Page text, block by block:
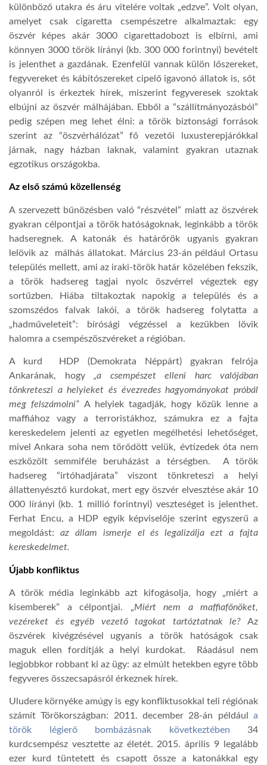
különböző utakra és áru vitelére voltak „edzve”. Volt olyan,
amelyet csak cigaretta csempészetre alkalmaztak: egy
öszvér képes akár 3000 cigarettadobozt is elbírni, ami
könnyen 3000 török lírányi (kb. 300 000 forintnyi) bevételt
is jelenthet a gazdának. Ezenfelül vannak külön lőszereket,
fegyvereket és kábítószereket cipelő igavonó állatok is, sőt
olyanról is érkeztek hírek, miszerint fegyveresek szoktak
elbújni az öszvér málhájában. Ebből a “szállítmányozásból”
pedig szépen meg lehet élni: a török biztonsági források
szerint az “öszvérhálózat” fő vezetői luxusterepjárókkal
járnak, nagy házban laknak, valamint gyakran utaznak
egzotikus országokba.
Az első számú közellenség
A szervezett bűnözésben való “részvétel” miatt az öszvérek
gyakran célpontjai a török hatóságoknak, leginkább a török
hadseregnek. A katonák és határőrök ugyanis gyakran
lelövik az málhás állatokat. Március 23-án például Ortasu
település mellett, ami az iraki-török határ közelében fekszik,
a török hadsereg tagjai nyolc öszvérrel végeztek egy
sortűzben. Hiába tiltakoztak napokig a település és a
szomszédos falvak lakói, a török hadsereg folytatta a
„hadműveleteit”: bírósági végzéssel a kezükben lövik
halomra a csempészöszvéreket a régióban.
A kurd HDP (Demokrata Néppárt) gyakran felrója
Ankarának, hogy „a csempészet elleni harc valójában
tönkreteszi a helyieket és évezredes hagyományokat próbál
meg felszámolni” A helyiek tagadják, hogy közük lenne a
maffiához vagy a terroristákhoz, számukra ez a fajta
kereskedelem jelenti az egyetlen megélhetési lehetőséget,
mivel Ankara soha nem törődött velük, évtizedek óta nem
eszközölt semmiféle beruházást a térségben. A török
hadsereg “irtóhadjárata” viszont tönkreteszi a helyi
állattenyésztő kurdokat, mert egy öszvér elvesztése akár 10
000 lírányi (kb. 1 millió forintnyi) veszteséget is jelenthet.
Ferhat Encu, a HDP egyik képviselője szerint egyszerű a
megoldást: az állam ismerje el és legalizálja ezt a fajta
kereskedelmet.
Újabb konfliktus
A török média leginkább azt kifogásolja, hogy „miért a
kisemberek” a célpontjai. „Miért nem a maffiafőnöket,
vezéreket és egyéb vezető tagokat tartóztatnak le? Az
öszvérek kivégzésével ugyanis a török hatóságok csak
maguk ellen fordítják a helyi kurdokat. Ráadásul nem
legjobbkor robbant ki az ügy: az elmúlt hetekben egyre több
fegyveres összecsapásról érkeznek hírek.
Uludere környéke amúgy is egy konfliktusokkal teli régiónak
számít Törökországban: 2011. december 28-án például a
török légierő bombázásnak következtében 34
kurdcsempész vesztette az életét. 2015. április 9 legalább
ezer kurd tüntetett és csapott össze a katonákkal egy